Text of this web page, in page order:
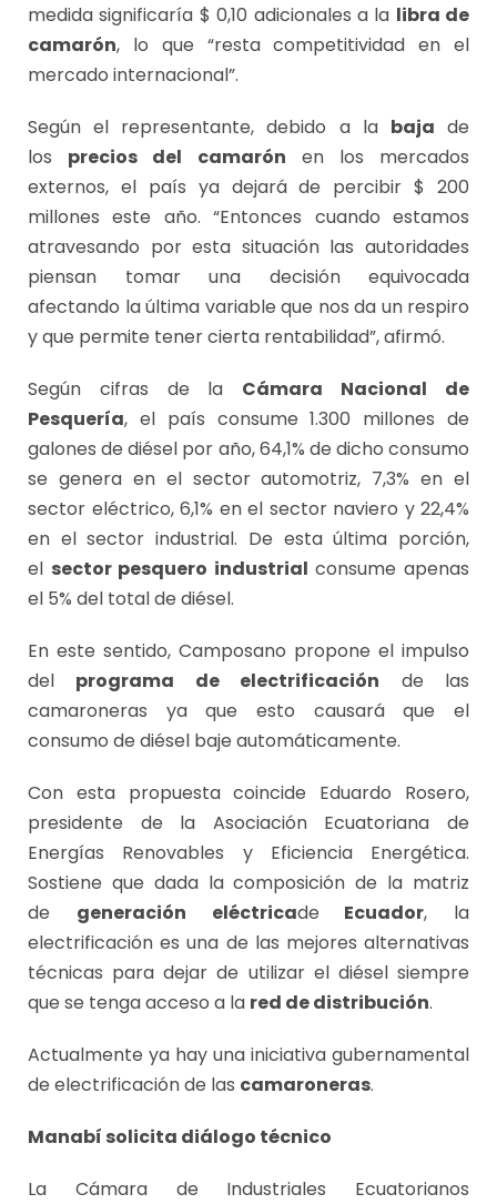
medida significaría $ 0,10 adicionales a la libra de
camarón, lo que “resta competitividad en el
mercado internacional”.
Según el representante, debido a la baja de
los precios del camarón en los mercados
externos, el país ya dejará de percibir $ 200
millones este año. “Entonces cuando estamos
atravesando por esta situación las autoridades
piensan tomar una decisión equivocada
afectando la última variable que nos da un respiro
y que permite tener cierta rentabilidad”, afirmó.
Según cifras de la Cámara Nacional de
Pesquería, el país consume 1.300 millones de
galones de diésel por año, 64,1% de dicho consumo
se genera en el sector automotriz, 7,3% en el
sector eléctrico, 6,1% en el sector naviero y 22,4%
en el sector industrial. De esta última porción,
el sector pesquero industrial consume apenas
el 5% del total de diésel.
En este sentido, Camposano propone el impulso
del programa de electrificación de las
camaroneras ya que esto causará que el
consumo de diésel baje automáticamente.
Con esta propuesta coincide Eduardo Rosero,
presidente de la Asociación Ecuatoriana de
Energías Renovables y Eficiencia Energética.
Sostiene que dada la composición de la matriz
de generación eléctricade Ecuador, la
electrificación es una de las mejores alternativas
técnicas para dejar de utilizar el diésel siempre
que se tenga acceso a la red de distribución.
Actualmente ya hay una iniciativa gubernamental
de electrificación de las camaroneras.
Manabí solicita diálogo técnico
La Cámara de Industriales Ecuatorianos